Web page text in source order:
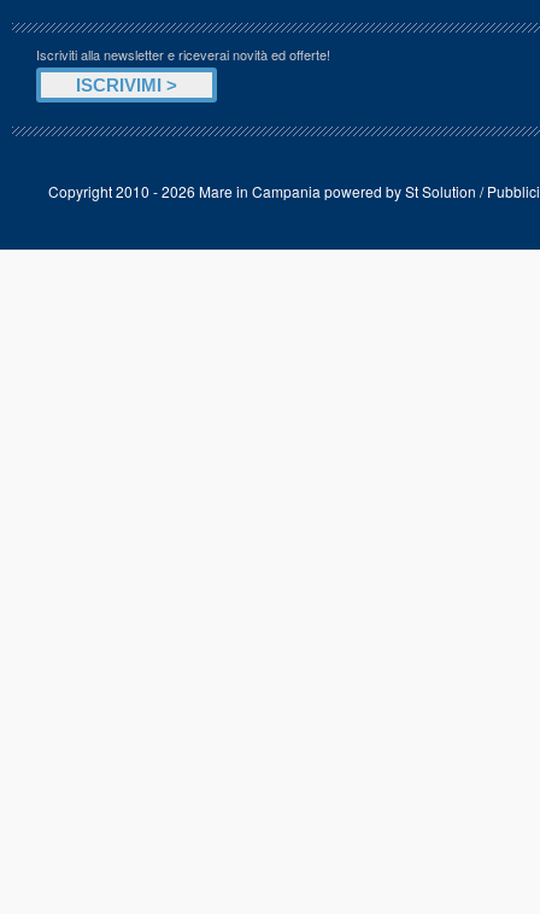
Iscriviti alla newsletter e riceverai novità ed offerte!
Copyright 2010 - 2026 Mare in Campania powered bySt Solution /